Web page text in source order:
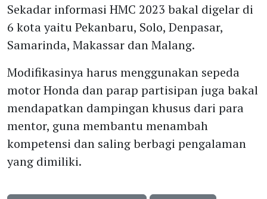
Sekadar informasi HMC 2023 bakal digelar di
6 kota yaitu Pekanbaru, Solo, Denpasar,
Samarinda, Makassar dan Malang.
Modifikasinya harus menggunakan sepeda
motor Honda dan parap partisipan juga bakal
mendapatkan dampingan khusus dari para
mentor, guna membantu menambah
kompetensi dan saling berbagi pengalaman
yang dimiliki.